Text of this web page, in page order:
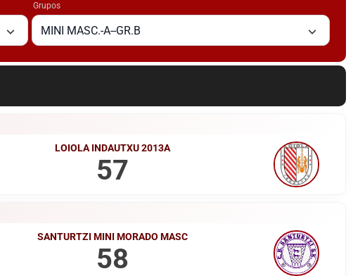
Grupos
MINI MASC.-A--GR.B
LOIOLA INDAUTXU 2013A
57
SANTURTZI MINI MORADO MASC
58